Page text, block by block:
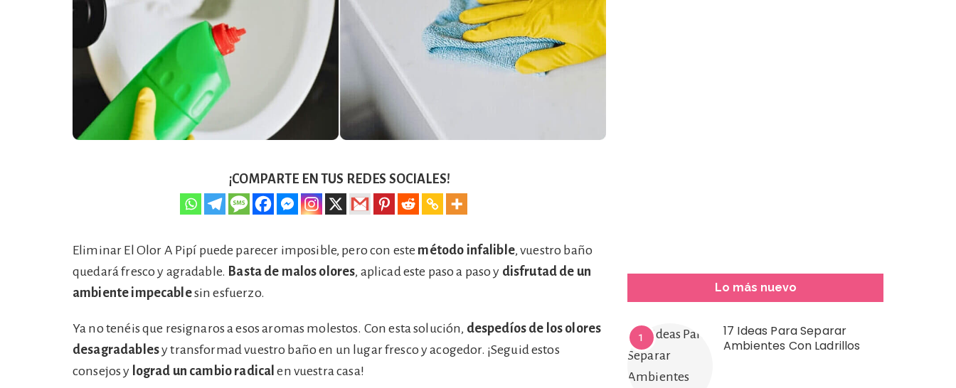
¡COMPARTE EN TUS REDES SOCIALES!
Eliminar El Olor A Pipí puede parecer imposible, pero con este método infalible, vuestro baño
quedará fresco y agradable. Basta de malos olores, aplicad este paso a paso y disfrutad de un
ambiente impecablesin esfuerzo.
Ya no tenéis que resignaros a esos aromas molestos. Con esta solución, despedíos de los olores
desagradablesy transformad vuestro baño en un lugar fresco y acogedor. ¡Seguid estos
consejos y lograd un cambio radical en vuestra casa!
Lo más nuevo
1
17 Ideas Para Separar
Ambientes Con Ladrillos